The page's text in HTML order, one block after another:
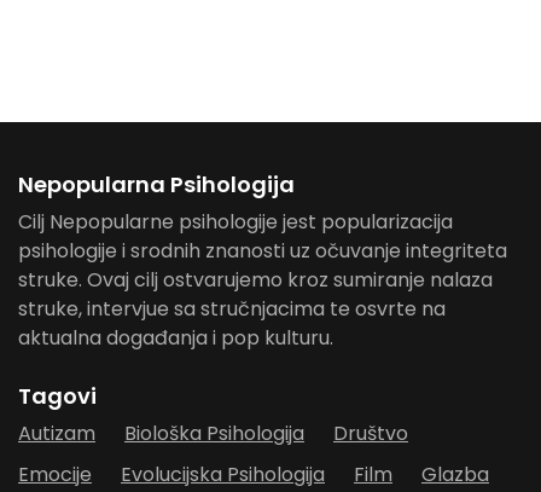
Nepopularna Psihologija
Cilj Nepopularne psihologije jest popularizacija
psihologije i srodnih znanosti uz očuvanje integriteta
struke. Ovaj cilj ostvarujemo kroz sumiranje nalaza
struke, intervjue sa stručnjacima te osvrte na
aktualna događanja i pop kulturu.
Tagovi
Autizam Biološka Psihologija
Društvo
Emocije
Evolucijska Psihologija Film
Glazba